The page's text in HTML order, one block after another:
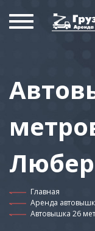
Главная
Аренда
Автовышка 26